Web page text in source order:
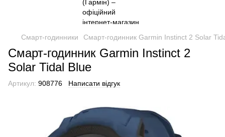
Смарт-годинники Смарт-годинник Garmin Instinct 2 Solar
Смарт-годинник Garmin Instinct 2
Solar Tidal Blue
Артикул: 908776 Написати відгук